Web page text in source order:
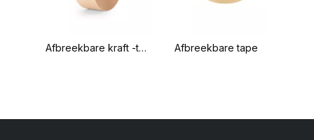
Afbreekbare kraft -tape Afbreekbare tape